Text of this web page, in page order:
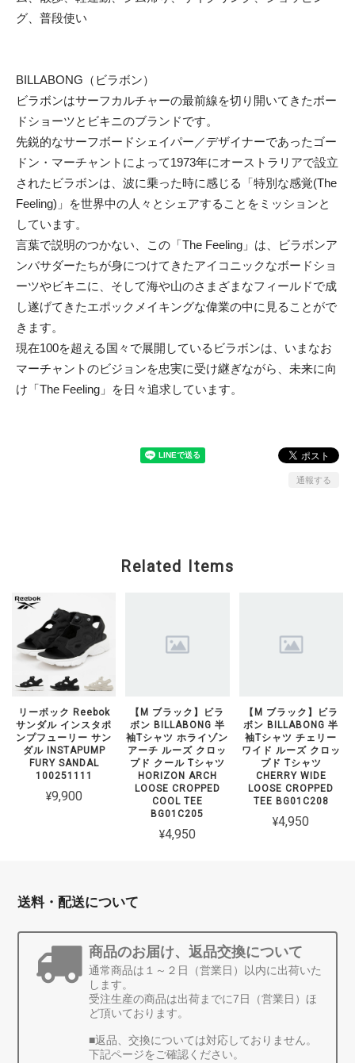
グ、普段使い
BILLABONG（ビラボン）
ビラボンはサーフカルチャーの最前線を切り開いてきたボー
ドショーツとビキニのブランドです。
先鋭的なサーフボードシェイパー／デザイナーであったゴー
ドン・マーチャントによって1973年にオーストラリアで設立
されたビラボンは、波に乗った時に感じる「特別な感覚(The
Feeling)」を世界中の人々とシェアすることをミッションと
しています。
言葉で説明のつかない、この「The Feeling」は、ビラボンア
ンバサダーたちが身につけてきたアイコニックなボードショ
ーツやビキニに、そして海や山のさまざまなフィールドで成
し遂げてきたエポックメイキングな偉業の中に見ることがで
きます。
現在100を超える国々で展開しているビラボンは、いまなお
マーチャントのビジョンを忠実に受け継ぎながら、未来に向
け「The Feeling」を日々追求しています。
通報する
Related Items
リーボック Reebok
サンダル インスタポ
ンプフューリー サン
ダル INSTAPUMP
FURY SANDAL
100251111
¥9,900
【M ブラック】ビラ
ボン BILLABONG 半
袖Tシャツ ホライゾン
アーチ ルーズ クロッ
プド クール Tシャツ
HORIZON ARCH
LOOSE CROPPED
COOL TEE
BG01C205
¥4,950
【M ブラック】ビラ
ボン BILLABONG 半
袖Tシャツ チェリー
ワイド ルーズ クロッ
プド Tシャツ
CHERRY WIDE
LOOSE CROPPED
TEE BG01C208
¥4,950
送料・配送について
商品のお届け、返品交換について
通常商品は１～２日（営業日）以内に出荷いた
します。
受注生産の商品は出荷までに7日（営業日）ほ
ど頂いております。
■返品、交換については対応しておりません。
下記ページをご確認ください。